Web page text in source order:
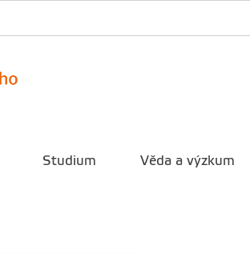
Studium Věda a výzkum